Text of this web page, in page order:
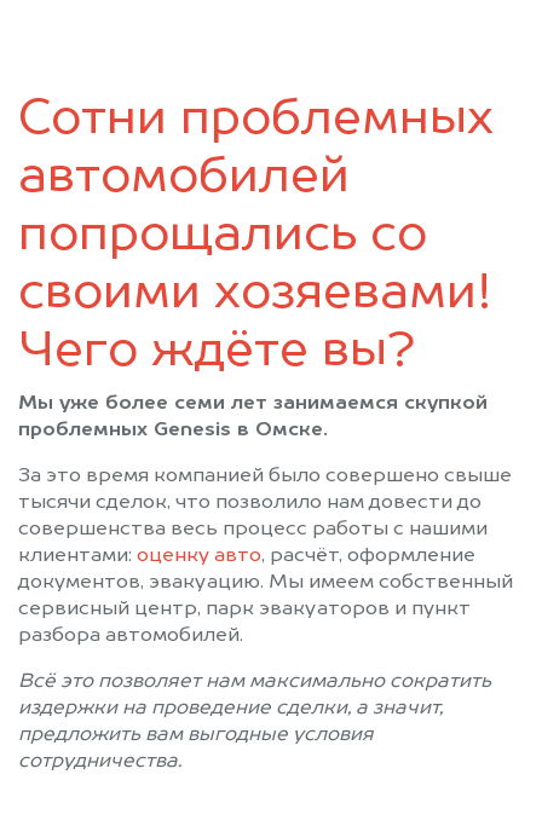
Усть-Ишим
Черлак
Сотни проблемных
автомобилей
попрощались со
своими хозяевами!
Чего ждёте вы?
Мы уже более семи лет занимаемся скупкой
проблемных Genesis в Омске.
За это время компанией было совершено свыше
тысячи сделок, что позволило нам довести до
совершенства весь процесс работы с нашими
клиентами: оценку авто, расчёт, оформление
документов, эвакуацию. Мы имеем собственный
сервисный центр, парк эвакуаторов и пункт
разбора автомобилей.
Всё это позволяет нам максимально сократить
издержки на проведение сделки, а значит,
предложить вам выгодные условия
сотрудничества.